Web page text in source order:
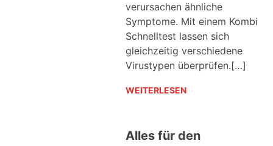
verursachen ähnliche
Symptome. Mit einem Kombi
Schnelltest lassen sich
gleichzeitig verschiedene
Virustypen überprüfen.[…]
WEITERLESEN
Alles für den